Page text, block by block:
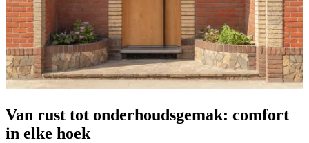
Van rust tot onderhoudsgemak: comfort
in elke hoek